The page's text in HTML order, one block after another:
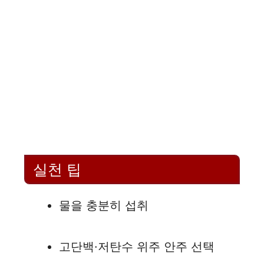
실천 팁
물을 충분히 섭취
고단백·저탄수 위주 안주 선택